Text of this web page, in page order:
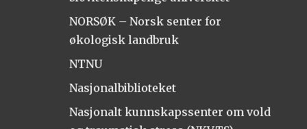
NORSØK – Norsk senter for
økologisk landbruk
NTNU
Nasjonalbiblioteket
Nasjonalt kunnskapssenter om vold